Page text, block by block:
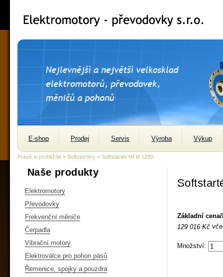
E-shop Prodej Servis Výroba Výkup
Právě si prohlížíte » Softstartéry » Softstartér HFR 1280
Naše produkty
Elektromotory
Převodovky
Frekvenční měniče
Čerpadla
Vibrační motory
Elektroválce pro pohon pásů
Řemenice, spojky a pouzdra
Základní
129 016 Kč
Množství: